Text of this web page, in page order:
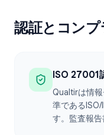
認証とコン
ISO 27001
Qualtirは情
準である
す。監査報告